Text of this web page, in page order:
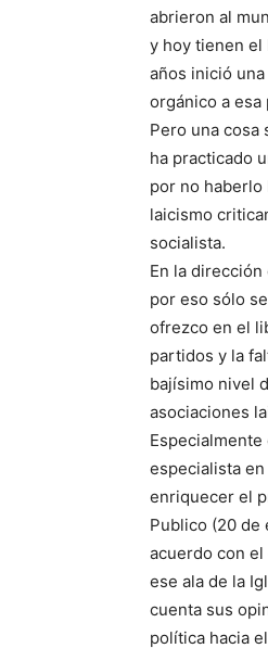
abrieron al
y hoy tienen el
años inició
orgánico a esa
Pero una cosa
ha practicado
por no
laicismo
socialista.
En la
por eso sólo
ofrezco en el
partidos y la
bajísimo nivel
asociaciones
especialista
enriquecer el
Publico (20 de
acuerdo con
ese ala de la
cuenta sus
política hacia